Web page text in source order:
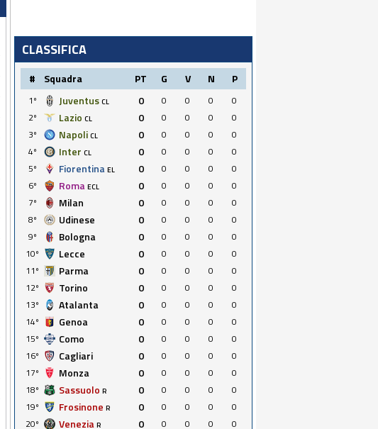
CLASSIFICA
# Squadra PT G V N P
1º Juventus CL 0 0 0 0
0
2º
Lazio CL 0 0 0 0
0
3º
Napoli CL 0 0 0 0
0
4º
Inter CL 0 0 0 0
0
5º
Fiorentina EL 0 0 0 0
0
6º
Roma ECL 0 0 0 0
0
7º
Milan 0 0 0 0
0
8º
Udinese 0 0 0 0
0
9º
Bologna 0 0 0 0
0
10º
Lecce 0 0 0 0
0
11º
Parma 0 0 0 0
0
12º
Torino 0 0 0 0
0
13º
Atalanta 0 0 0 0
0
14º
Genoa 0 0 0 0
0
15º
Como 0 0 0 0
0
16º
Cagliari 0 0 0 0
0
17º
Monza 0 0 0 0
0
18º
Sassuolo R 0 0 0 0
0
19º
Frosinone R 0 0 0 0
0
20º
Venezia R 0 0 0 0 0